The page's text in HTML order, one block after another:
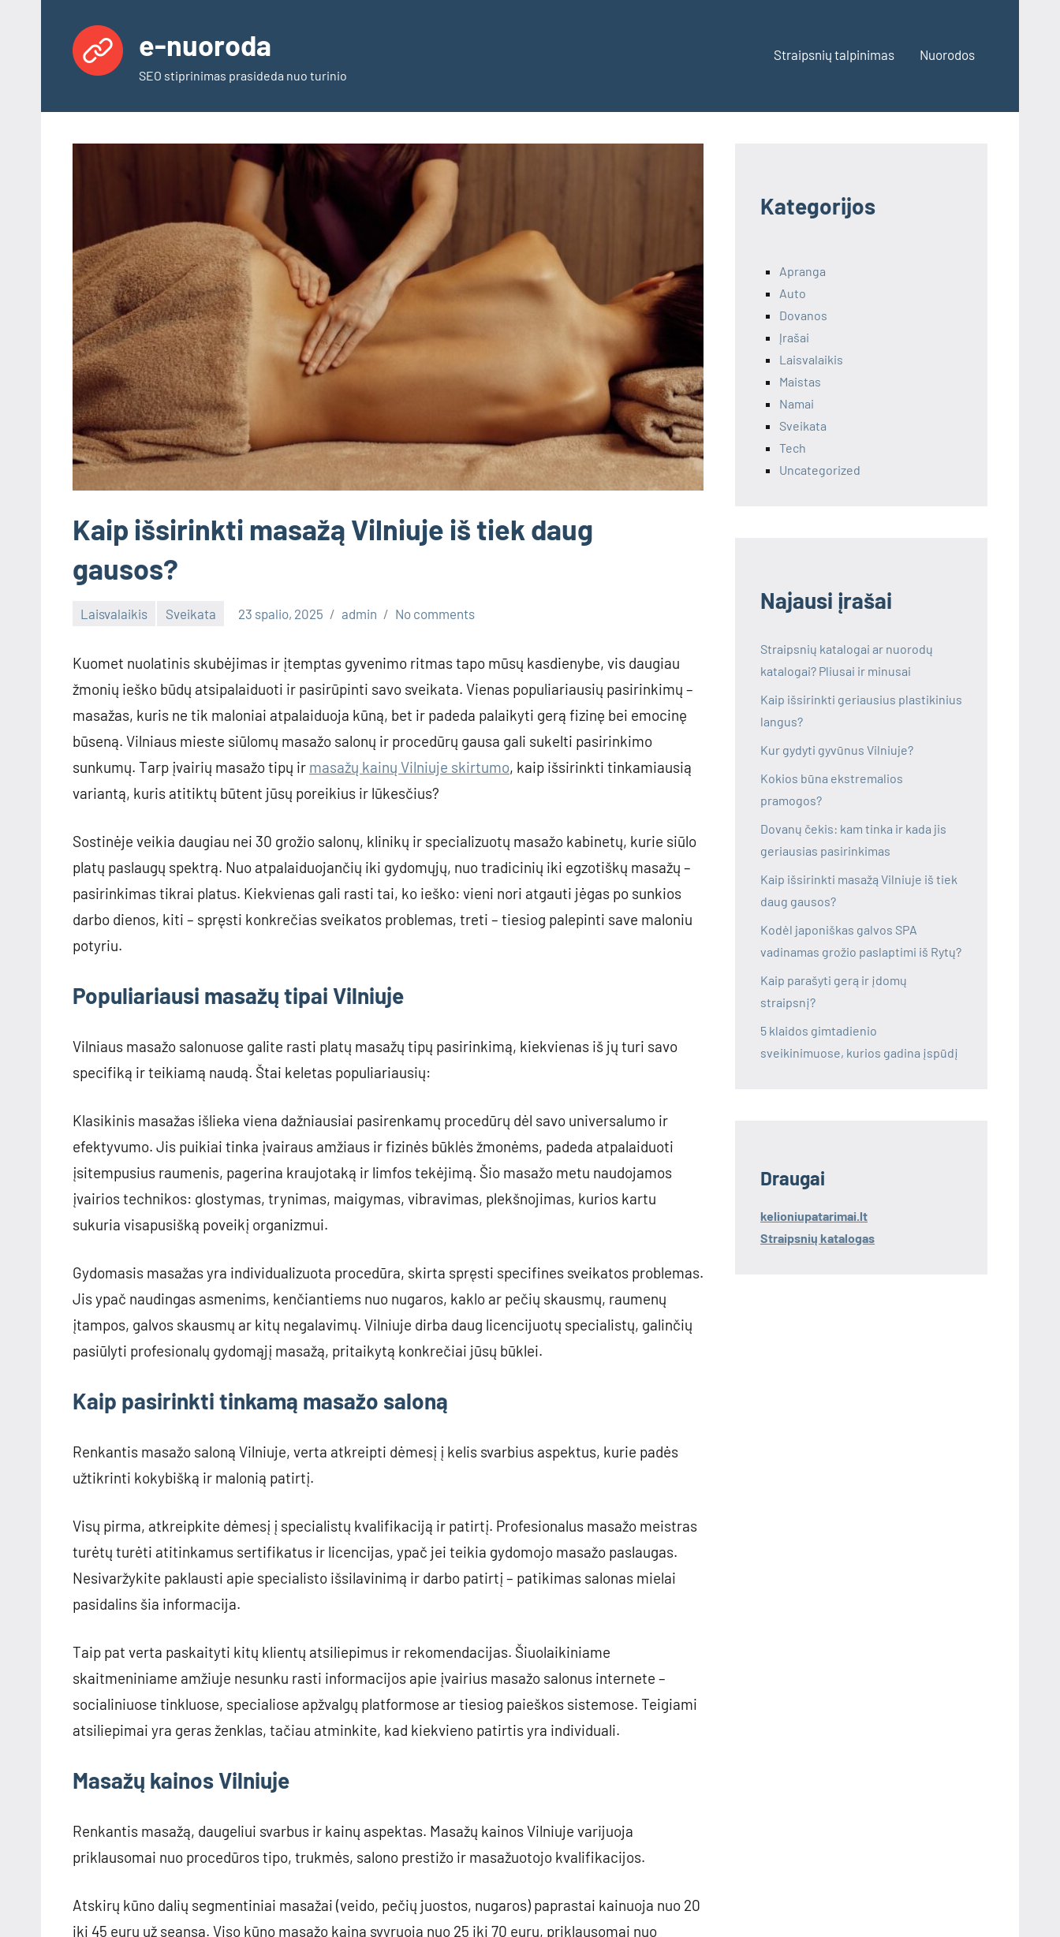
content
e-nuoroda
SEO stiprinimas prasideda nuo turinio
Straipsnių talpinimas Nuorodos
Kaip išsirinkti masažą Vilniuje iš tiek daug
gausos?
Laisvalaikis Sveikata 23 spalio, 2025 admin No comments
Kuomet nuolatinis skubėjimas ir įtemptas gyvenimo ritmas tapo mūsų kasdienybe, vis daugiau
žmonių ieško būdų atsipalaiduoti ir pasirūpinti savo sveikata. Vienas populiariausių pasirinkimų –
masažas, kuris ne tik maloniai atpalaiduoja kūną, bet ir padeda palaikyti gerą fizinę bei emocinę
būseną. Vilniaus mieste siūlomų masažo salonų ir procedūrų gausa gali sukelti pasirinkimo
sunkumų. Tarp įvairių masažo tipų ir masažų kainų Vilniuje skirtumo, kaip išsirinkti tinkamiausią
variantą, kuris atitiktų būtent jūsų poreikius ir lūkesčius?
Sostinėje veikia daugiau nei 30 grožio salonų, klinikų ir specializuotų masažo kabinetų, kurie siūlo
platų paslaugų spektrą. Nuo atpalaiduojančių iki gydomųjų, nuo tradicinių iki egzotiškų masažų –
pasirinkimas tikrai platus. Kiekvienas gali rasti tai, ko ieško: vieni nori atgauti jėgas po sunkios
darbo dienos, kiti – spręsti konkrečias sveikatos problemas, treti – tiesiog palepinti save maloniu
potyriu.
Populiariausi masažų tipai Vilniuje
Vilniaus masažo salonuose galite rasti platų masažų tipų pasirinkimą, kiekvienas iš jų turi savo
specifiką ir teikiamą naudą. Štai keletas populiariausių:
Klasikinis masažas išlieka viena dažniausiai pasirenkamų procedūrų dėl savo universalumo ir
efektyvumo. Jis puikiai tinka įvairaus amžiaus ir fizinės būklės žmonėms, padeda atpalaiduoti
įsitempusius raumenis, pagerina kraujotaką ir limfos tekėjimą. Šio masažo metu naudojamos
įvairios technikos: glostymas, trynimas, maigymas, vibravimas, plekšnojimas, kurios kartu
sukuria visapusišką poveikį organizmui.
Gydomasis masažas yra individualizuota procedūra, skirta spręsti specifines sveikatos problemas.
Jis ypač naudingas asmenims, kenčiantiems nuo nugaros, kaklo ar pečių skausmų, raumenų
įtampos, galvos skausmų ar kitų negalavimų. Vilniuje dirba daug licencijuotų specialistų, galinčių
pasiūlyti profesionalų gydomąjį masažą, pritaikytą konkrečiai jūsų būklei.
Kaip pasirinkti tinkamą masažo saloną
Renkantis masažo saloną Vilniuje, verta atkreipti dėmesį į kelis svarbius aspektus, kurie padės
užtikrinti kokybišką ir malonią patirtį.
Visų pirma, atkreipkite dėmesį į specialistų kvalifikaciją ir patirtį. Profesionalus masažo meistras
turėtų turėti atitinkamus sertifikatus ir licencijas, ypač jei teikia gydomojo masažo paslaugas.
Nesivaržykite paklausti apie specialisto išsilavinimą ir darbo patirtį – patikimas salonas mielai
pasidalins šia informacija.
Taip pat verta paskaityti kitų klientų atsiliepimus ir rekomendacijas. Šiuolaikiniame
skaitmeniniame amžiuje nesunku rasti informacijos apie įvairius masažo salonus internete –
socialiniuose tinkluose, specialiose apžvalgų platformose ar tiesiog paieškos sistemose. Teigiami
atsiliepimai yra geras ženklas, tačiau atminkite, kad kiekvieno patirtis yra individuali.
Masažų kainos Vilniuje
Renkantis masažą, daugeliui svarbus ir kainų aspektas. Masažų kainos Vilniuje varijuoja
priklausomai nuo procedūros tipo, trukmės, salono prestižo ir masažuotojo kvalifikacijos.
Atskirų kūno dalių segmentiniai masažai (veido, pečių juostos, nugaros) paprastai kainuoja nuo 20
iki 45 eurų už seansą. Viso kūno masažo kaina svyruoja nuo 25 iki 70 eurų, priklausomai nuo
Kategorijos
Apranga
Auto
Dovanos
Įrašai
Laisvalaikis
Maistas
Namai
Sveikata
Tech
Uncategorized
Najausi įrašai
Straipsnių katalogai ar nuorodų
katalogai? Pliusai ir minusai
Kaip išsirinkti geriausius plastikinius
langus?
Kur gydyti gyvūnus Vilniuje?
Kokios būna ekstremalios
pramogos?
Dovanų čekis: kam tinka ir kada jis
geriausias pasirinkimas
Kaip išsirinkti masažą Vilniuje iš tiek
daug gausos?
Kodėl japoniškas galvos SPA
vadinamas grožio paslaptimi iš Rytų?
Kaip parašyti gerą ir įdomų
straipsnį?
5 klaidos gimtadienio
sveikinimuose, kurios gadina įspūdį
Draugai
kelioniupatarimai.lt
Straipsnių katalogas